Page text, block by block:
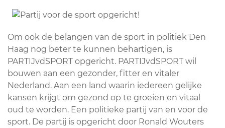
Om ook de belangen van de sport in politiek Den
Haag nog beter te kunnen behartigen, is
PARTIJvdSPORT opgericht. PARTIJvdSPORT wil
bouwen aan een gezonder, fitter en vitaler
Nederland. Aan een land waarin iedereen gelijke
kansen krijgt om gezond op te groeien en vitaal
oud te worden. Een politieke partij van en voor de
sport. De partij is opgericht door Ronald Wouters